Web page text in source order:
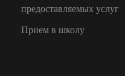
предоставляемых услуг
Прием в школу